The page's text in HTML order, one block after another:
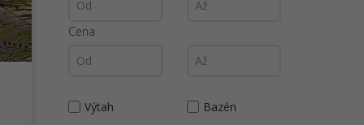
Cena
Výtah
Bazén